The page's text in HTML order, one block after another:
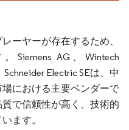
ーヤーが存在するため、
AG、Wintech
Electric SEは、中
における主要ベンダーで
で信頼性が高く、技術的
ます。